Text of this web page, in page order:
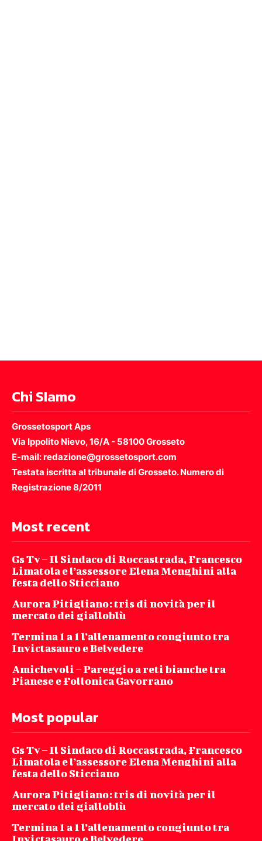
Chi SIamo
Grossetosport Aps
Via Ippolito Nievo, 16/A - 58100 Grosseto
E-mail: redazione@grossetosport.com
Testata iscritta al tribunale di Grosseto. Numero di
Registrazione 8/2011
Most recent
Gs Tv – Il Sindaco di Roccastrada, Francesco
Limatola e l’assessore Elena Menghini alla
festa dello Sticciano
Aurora Pitigliano: tris di novità per il
mercato dei gialloblù
Termina 1 a 1 l’allenamento congiunto tra
Invictasauro e Belvedere
Amichevoli – Pareggio a reti bianche tra
Pianese e Follonica Gavorrano
Most popular
Gs Tv – Il Sindaco di Roccastrada, Francesco
Limatola e l’assessore Elena Menghini alla
festa dello Sticciano
Aurora Pitigliano: tris di novità per il
mercato dei gialloblù
Termina 1 a 1 l’allenamento congiunto tra